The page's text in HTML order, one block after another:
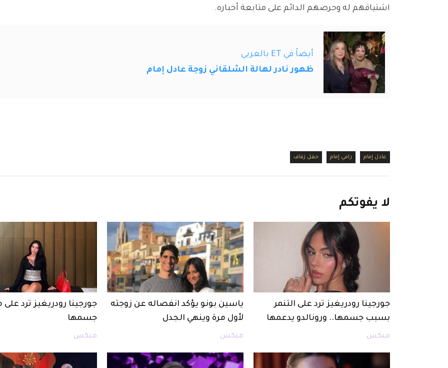
اشتياقهم له وحرصهم الدائم على متابعة أخباره.
أيضاً في ET بالعربي
ظهور نادر لهالة الشلقاني زوجة عادل إمام
عادل إمام رامي إمام حفل زفاف
لا يفوتكم
جورجينا رودريغيز ترد على التنمر
بسبب جسمها.. ورونالدو يدعمها
ميكس
ياسين بونو يؤكد انفصاله عن زوجته
لأول مرة وينهي الجدل
ميكس
جورجينا رودريغيز ترد
جسمها
ميكس